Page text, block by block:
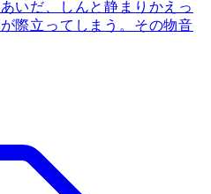
いだ、しんと静まりかえっ
際立ってしまう。その物音